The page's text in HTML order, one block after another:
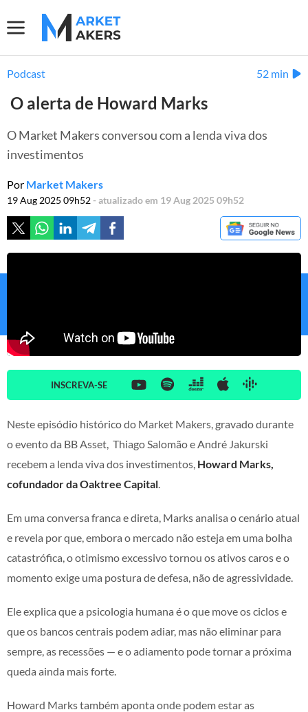
Podcast 52 min
O alerta de Howard Marks
O Market Makers conversou com a lenda viva dos
investimentos
Por Market Makers
19 Aug 2025 09h52- atualizado em 19 Aug 2025 09h52
INSCREVA-SE
Neste episódio histórico do Market Makers, gravado durante
o evento da BB Asset, Thiago Salomão e André Jakurski
recebem a lenda viva dos investimentos, Howard Marks,
cofundador da Oaktree Capital.
Em uma conversa franca e direta, Marks analisa o cenário atual
e revela por que, embora o mercado não esteja em uma bolha
catastrófica, o otimismo excessivo tornou os ativos caros e o
momento exige uma postura de defesa, não de agressividade.
Ele explica que a psicologia humana é o que move os ciclos e
que os bancos centrais podem adiar, mas não eliminar para
sempre, as recessões — e o adiamento pode tornar a próxima
queda ainda mais forte.
Howard Marks também aponta onde podem estar as